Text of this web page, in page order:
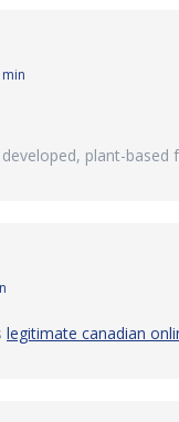
plant-
legitimate canadian